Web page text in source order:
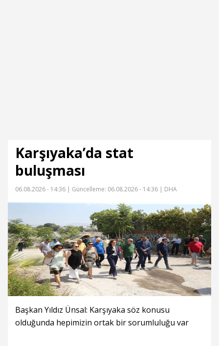
Karşıyaka’da stat
buluşması
06.08.2026 - 14:36 | Güncelleme: 06.08.2026 - 14:36 | DHA
Başkan Yıldız Ünsal: Karşıyaka söz konusu
olduğunda hepimizin ortak bir sorumluluğu var